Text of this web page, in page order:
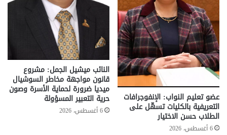
عضو تعليم النواب: الإنفوجرافات
التعريفية بالكليات تسهّل على
الطلاب حسن الاختيار
6 أغسطس، 2026
النائب ميشيل الجمل: مشروع
قانون مواجهة مخاطر السوشيال
ميديا ضرورة لحماية الأسرة وصون
حرية التعبير المسؤولة
6 أغسطس، 2026